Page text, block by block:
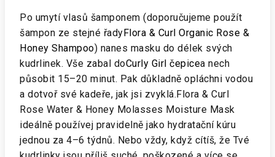
Po umytí vlasů šamponem (doporučujeme použít
šampon ze stejné řadyFlora & Curl Organic Rose &
Honey Shampoo) nanes masku do délek svých
kudrlinek. Vše zabal doCurly Girl čepicea nech
působit 15–20 minut. Pak důkladně opláchni vodou
a dotvoř své kadeře, jak jsi zvyklá.Flora & Curl
Rose Water & Honey Molasses Moisture Mask
ideálně používej pravidelně jako hydratační kúru
jednou za 4–6 týdnů. Nebo vždy, když cítíš, že Tvé